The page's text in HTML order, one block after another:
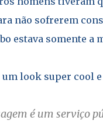
não sofrerem
estava somente
look super cool e
é um serviço